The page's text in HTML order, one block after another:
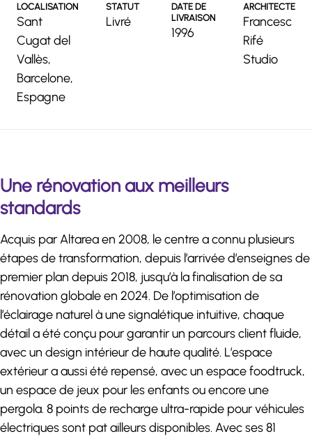
LOCALISATION
Sant
Cugat del
Vallès,
Barcelone,
Espagne
STATUT
Livré
DATE DE
LIVRAISON
1996
ARCHITECTE
Francesc
Rifé
Studio
Une rénovation aux meilleurs
standards
Acquis par Altarea en 2008, le centre a connu plusieurs
étapes de transformation, depuis l’arrivée d’enseignes de
premier plan depuis 2018, jusqu’à la finalisation de sa
rénovation globale en 2024. De l’optimisation de
l’éclairage naturel à une signalétique intuitive, chaque
détail a été conçu pour garantir un parcours client fluide,
avec un design intérieur de haute qualité. L’espace
extérieur a aussi été repensé, avec un espace foodtruck,
un espace de jeux pour les enfants ou encore une
pergola. 8 points de recharge ultra-rapide pour véhicules
électriques sont pat ailleurs disponibles. Avec ses 81